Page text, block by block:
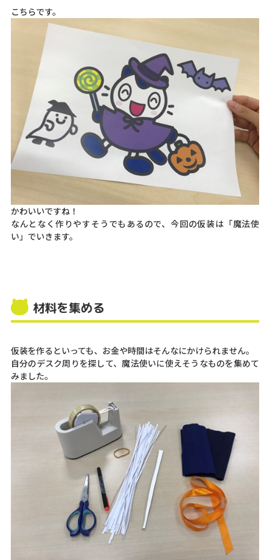
こちらです。
かわいいですね！
なんとなく作りやすそうでもあるので、今回の仮装は「魔法使
い」でいきます。
材料を集める
仮装を作るといっても、お金や時間はそんなにかけられません。
自分のデスク周りを探して、魔法使いに使えそうなものを集めて
みました。